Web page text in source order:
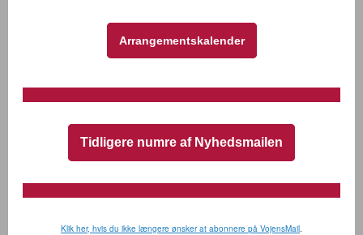
Arrangementskalender
Tidligere numre af Nyhedsmailen
Klik her, hvis du ikke længere ønsker at abonnere på VojensMail.